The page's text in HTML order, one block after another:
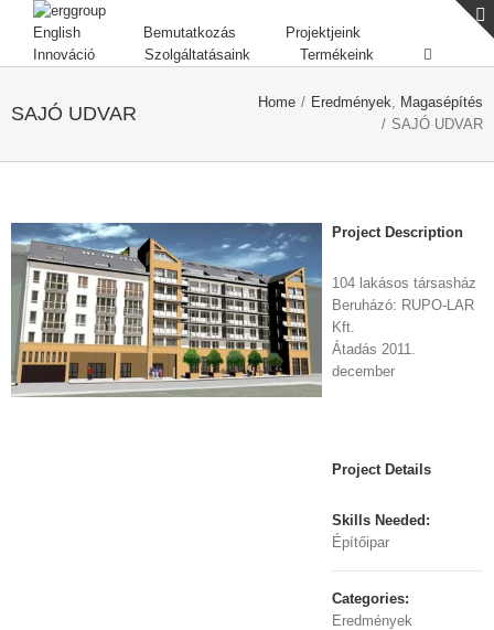
English Bemutatkozás
Projektjeink
Innováció
Szolgáltatásaink Termékeink
SAJÓ UDVAR
Home / Eredmények, Magasépítés
/ SAJÓ UDVAR
Project Description
104 lakásos társasház
Beruházó: RUPO-LAR
Kft.
Átadás 2011.
december
Project Details
Skills Needed:
Építőipar
Categories:
Eredmények